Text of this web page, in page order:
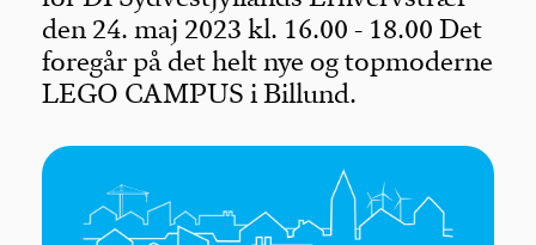
den 24. maj 2023 kl. 16.00 - 18.00 Det
foregår på det helt nye og topmoderne
LEGO CAMPUS i Billund.